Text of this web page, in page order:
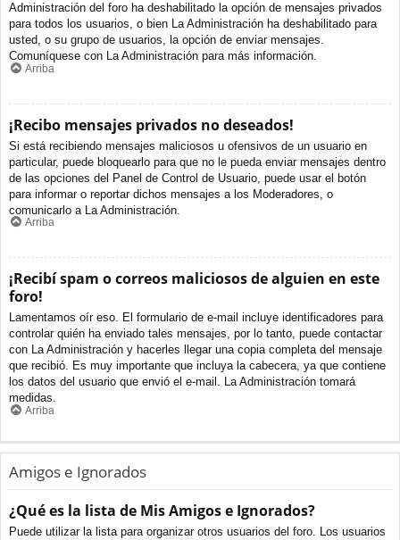
Administración del foro ha deshabilitado la opción de mensajes privados
para todos los usuarios, o bien La Administración ha deshabilitado para
usted, o su grupo de usuarios, la opción de enviar mensajes.
Comuníquese con La Administración para más información.
Arriba
¡Recibo mensajes privados no deseados!
Si está recibiendo mensajes maliciosos u ofensivos de un usuario en
particular, puede bloquearlo para que no le pueda enviar mensajes dentro
de las opciones del Panel de Control de Usuario, puede usar el botón
para informar o reportar dichos mensajes a los Moderadores, o
comunicarlo a La Administración.
Arriba
¡Recibí spam o correos maliciosos de alguien en este
foro!
Lamentamos oír eso. El formulario de e-mail incluye identificadores para
controlar quién ha enviado tales mensajes, por lo tanto, puede contactar
con La Administración y hacerles llegar una copia completa del mensaje
que recibió. Es muy importante que incluya la cabecera, ya que contiene
los datos del usuario que envió el e-mail. La Administración tomará
medidas.
Arriba
Amigos e Ignorados
¿Qué es la lista de Mis Amigos e Ignorados?
Puede utilizar la lista para organizar otros usuarios del foro. Los usuarios